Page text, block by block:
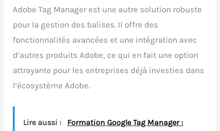
Adobe Tag Manager est une autre solution robuste
pour la gestion des balises. Il offre des
fonctionnalités avancées et une intégration avec
d’autres produits Adobe, ce qui en fait une option
attrayante pour les entreprises déjà investies dans
l’écosystème Adobe.
Lire aussi :
Formation Google Tag Manager :